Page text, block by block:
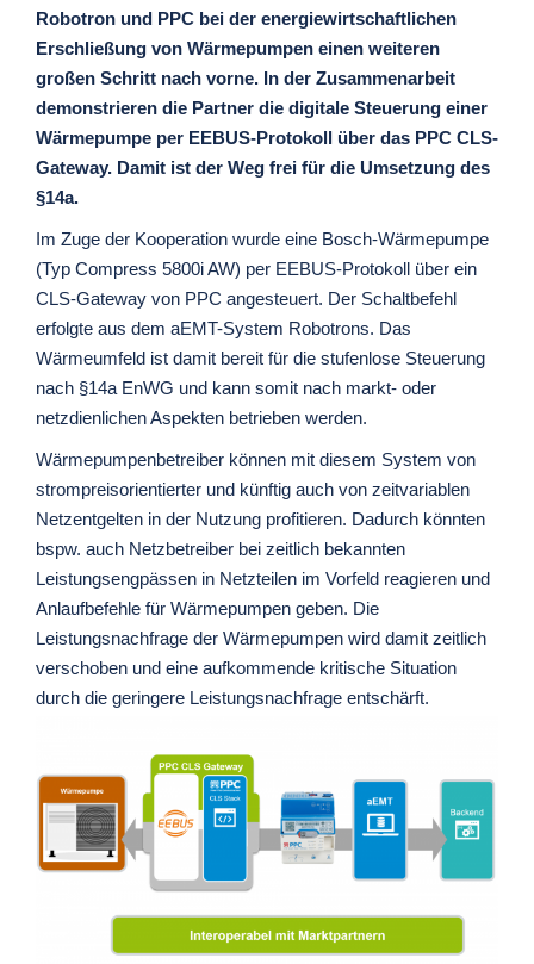
Robotron und PPC bei der energiewirtschaftlichen
Erschließung von Wärmepumpen einen weiteren
großen Schritt nach vorne. In der Zusammenarbeit
demonstrieren die Partner die digitale Steuerung einer
Wärmepumpe per EEBUS-Protokoll über das PPC CLS-
Gateway. Damit ist der Weg frei für die Umsetzung des
§14a.
Im Zuge der Kooperation wurde eine Bosch-Wärmepumpe
(Typ Compress 5800i AW) per EEBUS-Protokoll über ein
CLS-Gateway von PPC angesteuert. Der Schaltbefehl
erfolgte aus dem aEMT-System Robotrons. Das
Wärmeumfeld ist damit bereit für die stufenlose Steuerung
nach §14a EnWG und kann somit nach markt- oder
netzdienlichen Aspekten betrieben werden.
Wärmepumpenbetreiber können mit diesem System von
strompreisorientierter und künftig auch von zeitvariablen
Netzentgelten in der Nutzung profitieren. Dadurch könnten
bspw. auch Netzbetreiber bei zeitlich bekannten
Leistungsengpässen in Netzteilen im Vorfeld reagieren und
Anlaufbefehle für Wärmepumpen geben. Die
Leistungsnachfrage der Wärmepumpen wird damit zeitlich
verschoben und eine aufkommende kritische Situation
durch die geringere Leistungsnachfrage entschärft.